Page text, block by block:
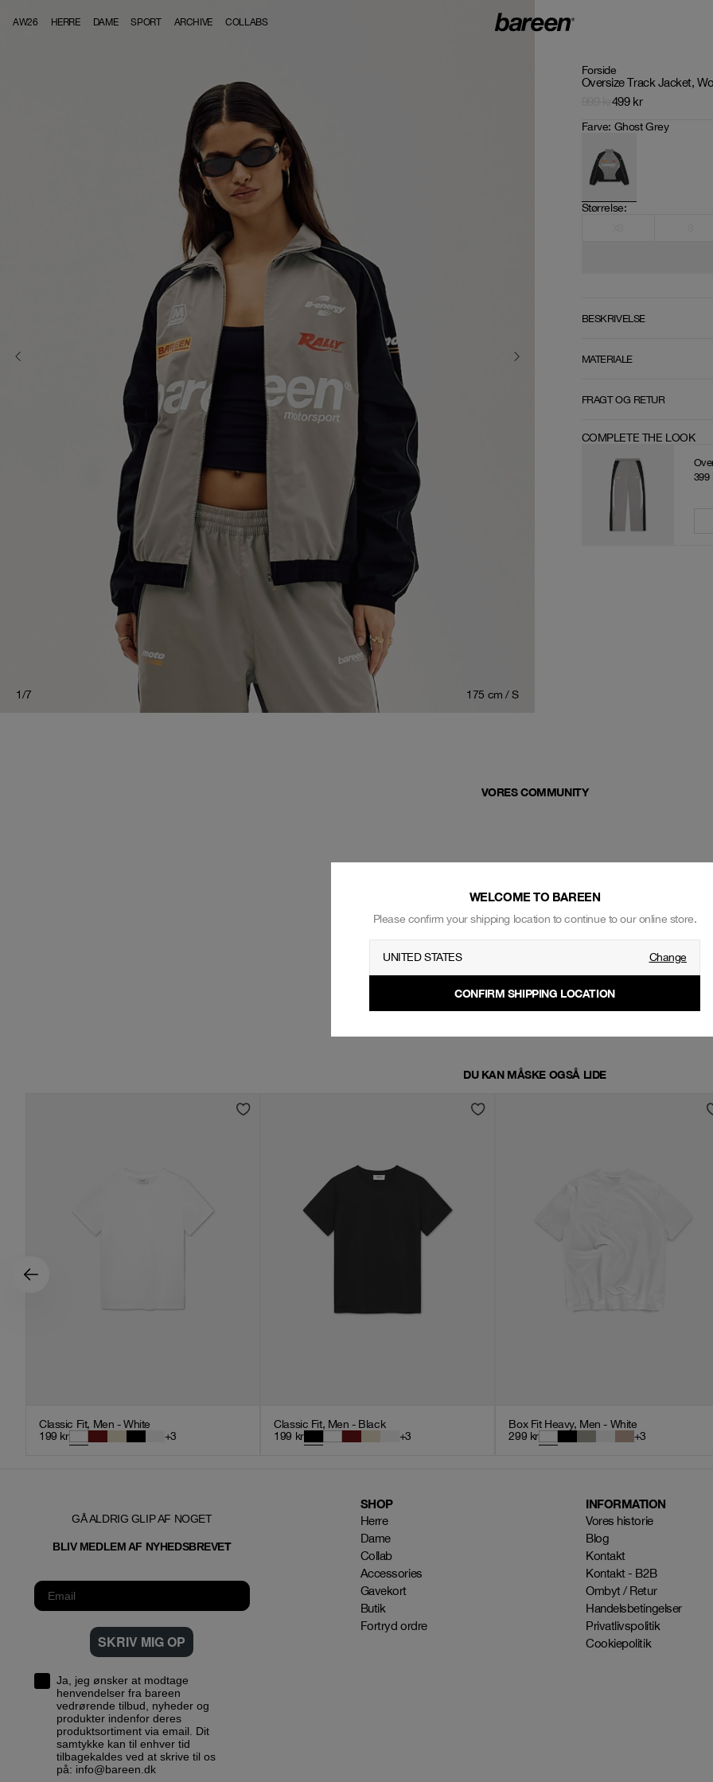
AW26 HERRE DAME SPORT ARCHIVE COLLABS
175 cm / S
1/7
Forside
Oversize Track Jacket,
499 kr
Farve: Ghost Grey
Størrelse:
BESKRIVELSE
MATERIALE
FRAGT OG RETUR
COMPLETE THE LOOK
399
VORES COMMUNITY
DU KAN MÅSKE OGSÅ LIDE
Classic Fit, Men - White
199 kr +3
Classic Fit, Men - Black
199 kr +3
Box Fit Heavy, Men - White
299 kr +3
GÅ ALDRIG GLIP AF NOGET
BLIV MEDLEM AF NYHEDSBREVET
SKRIV MIG OP
Ja, jeg ønsker at modtage
henvendelser fra bareen
vedrørende tilbud, nyheder og
produkter indenfor deres
produktsortiment via email. Dit
samtykke kan til enhver tid
tilbagekaldes ved at skrive til os
på: info@bareen.dk
SHOP
Herre
Dame
Collab
Accessories
Gavekort
Butik
Fortryd ordre
INFORMATION
Vores historie
Blog
Kontakt
Kontakt - B2B
Ombyt / Retur
Handelsbetingelser
Privatlivspolitik
Cookiepolitik
WELCOME TO BAREEN
Please confirm your shipping location to continue to our online store.
UNITED STATES Change
CONFIRM SHIPPING LOCATION